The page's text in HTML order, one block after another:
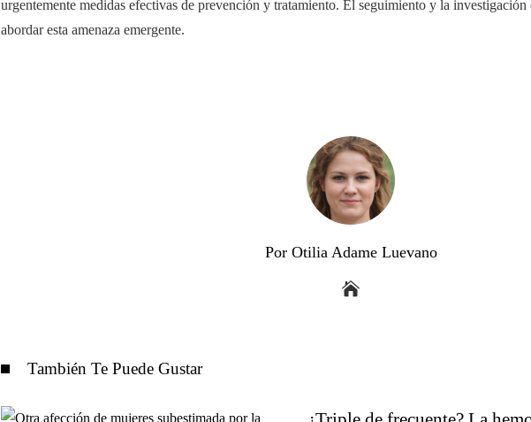
urgentemente medidas efectivas de prevención y tratamiento. El seguimiento y la investigación
abordar esta amenaza emergente.
Por Otilia Adame Luevano
También Te Puede Gustar